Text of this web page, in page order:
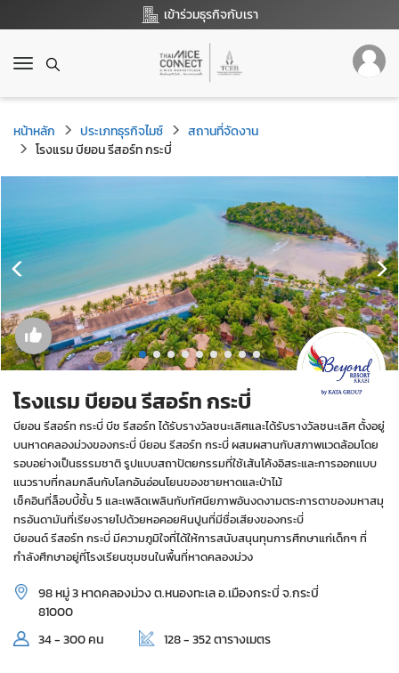
เข้าร่วมธุรกิจกับเรา
T
g
g
l
e
n
i
g
i
o
n
หน้าหลัก ประเภทธุรกิจไมซ์
สถานที่จัดงาน
โรงแรม บียอน รีสอร์ท กระบี่
โรงแรม บียอน รีสอร์ท กระบี่
บียอน รีสอร์ท กระบี่ บีช รีสอร์ท ได้รับรางวัลชนะเลิศและได้รับรางวัลชนะเลิศ ตั้งอยู่
บนหาดคลองม่วงของกระบี่ บียอน รีสอร์ท กระบี่ ผสมผสานกับสภาพแวดล้อมโดย
รอบอย่างเป็นธรรมชาติ รูปแบบสถาปัตยกรรมที่ใช้เส้นโค้งอิสระและการออกแบบ
แนวราบที่กลมกลืนกับโลกอันอ่อนโยนของชายหาดและป่าไม้
เช็คอินที่ล็อบบี้ชั้น 5 และเพลิดเพลินกับทัศนียภาพอันงดงามตระการตาของมหาสมุ
ทรอันดามันที่เรียงรายไปด้วยหอคอยหินปูนที่มีชื่อเสียงของกระบี่
บียอนด์ รีสอร์ท กระบี่ มีความภูมิใจที่ได้ให้การสนับสนุนทุนการศึกษาแก่เด็กๆ ที่
กำลังศึกษาอยู่ที่โรงเรียนชุมชนในพื้นที่หาดคลองม่วง
98 หมู่ 3 หาดคลองม่วง ต.หนองทะเล อ.เมืองกระบี่ จ.กระบี่
81000
34 - 300 คน
128 - 352 ตารางเมตร